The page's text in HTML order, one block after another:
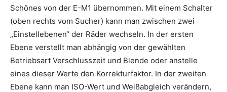
Schönes von der E-M1 übernommen. Mit einem Schalter
(oben rechts vom Sucher) kann man zwischen zwei
„Einstellebenen“ der Räder wechseln. In der ersten
Ebene verstellt man abhängig von der gewählten
Betriebsart Verschlusszeit und Blende oder anstelle
eines dieser Werte den Korrekturfaktor. In der zweiten
Ebene kann man ISO-Wert und Weißabgleich verändern,